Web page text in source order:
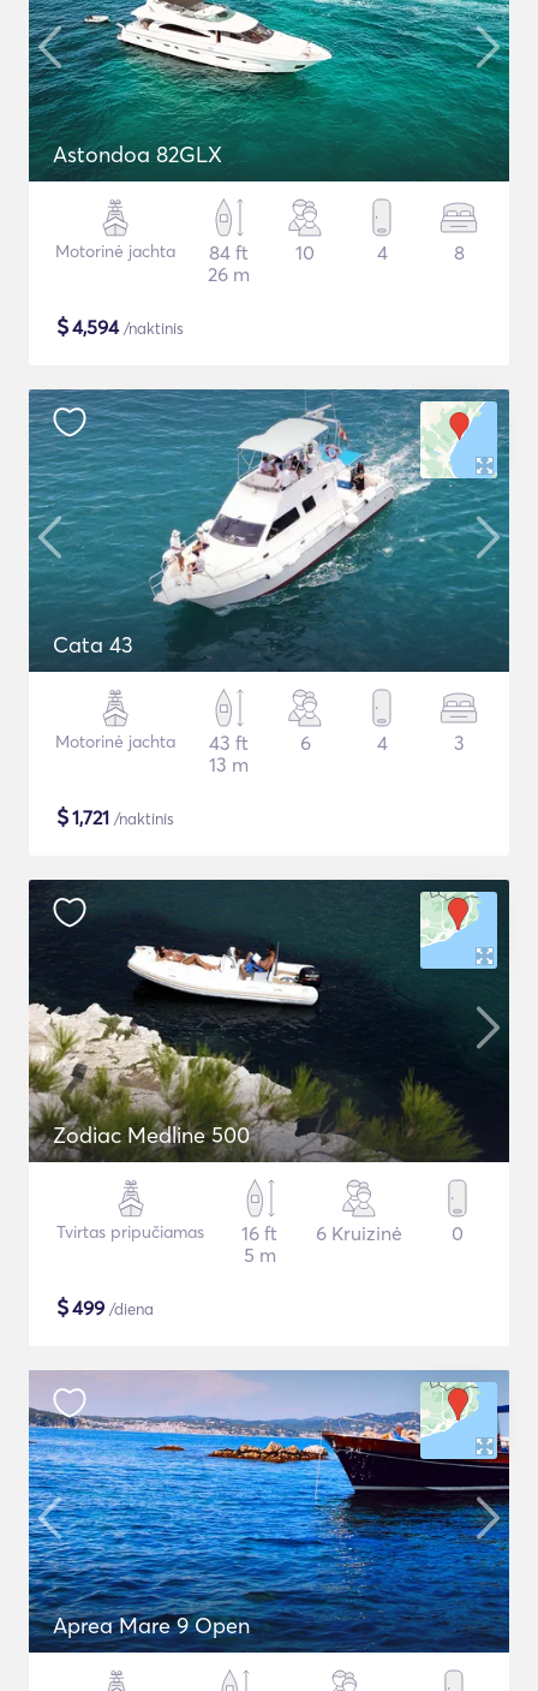
Astondoa 82GLX
Motorinė jachta
84 ft
26 m
10 4 8
$4,594/naktinis
Cata 43
Motorinė jachta
43 ft
13 m
6 4 3
$1,721 /naktinis
Zodiac Medline 500
Tvirtas pripučiamas
16 ft
5 m
6 Kruizinė 0
$499 /diena
Aprea Mare 9 Open